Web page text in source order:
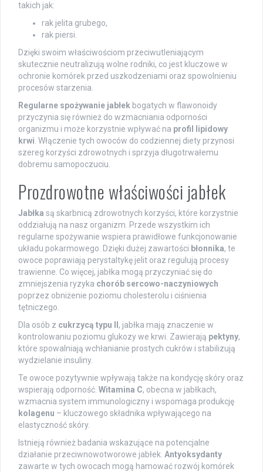
takich jak:
rak jelita grubego,
rak piersi.
Dzięki swoim właściwościom przeciwutleniającym
skutecznie neutralizują wolne rodniki, co jest kluczowe w
ochronie komórek przed uszkodzeniami oraz spowolnieniu
procesów starzenia.
Regularne spożywanie jabłek bogatych w flawonoidy
przyczynia się również do wzmacniania odporności
organizmu i może korzystnie wpływać na profil lipidowy
krwi. Włączenie tych owoców do codziennej diety przynosi
szereg korzyści zdrowotnych i sprzyja długotrwałemu
dobremu samopoczuciu.
Prozdrowotne właściwości jabłek
Jabłka są skarbnicą zdrowotnych korzyści, które korzystnie
oddziałują na nasz organizm. Przede wszystkim ich
regularne spożywanie wspiera prawidłowe funkcjonowanie
układu pokarmowego. Dzięki dużej zawartości błonnika, te
owoce poprawiają perystaltykę jelit oraz regulują procesy
trawienne. Co więcej, jabłka mogą przyczyniać się do
zmniejszenia ryzyka chorób sercowo-naczyniowych
poprzez obniżenie poziomu cholesterolu i ciśnienia
tętniczego.
Dla osób z cukrzycą typu II , jabłka mają znaczenie w
kontrolowaniu poziomu glukozy we krwi. Zawierają pektyny,
które spowalniają wchłanianie prostych cukrów i stabilizują
wydzielanie insuliny.
Te owoce pozytywnie wpływają także na kondycję skóry oraz
wspierają odporność. Witamina C, obecna w jabłkach,
wzmacnia system immunologiczny i wspomaga produkcję
kolagenu – kluczowego składnika wpływającego na
elastyczność skóry.
Istnieją również badania wskazujące na potencjalne
działanie przeciwnowotworowe jabłek. Antyoksydanty
zawarte w tych owocach mogą hamować rozwój komórek